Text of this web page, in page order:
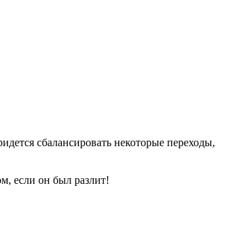
сбалансировать некоторые переходы,
если он был разлит!